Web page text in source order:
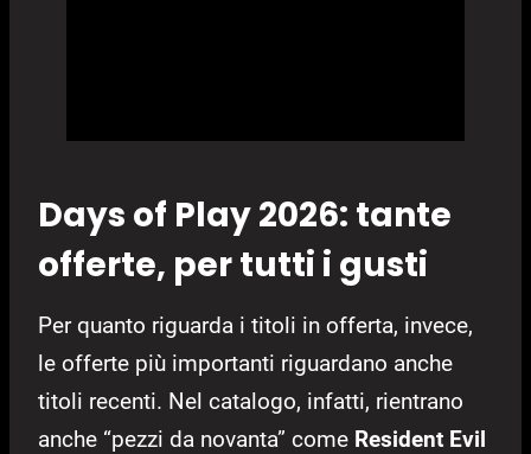
Days of Play 2026: tante
offerte, per tutti i gusti
Per quanto riguarda i titoli in offerta, invece,
le offerte più importanti riguardano anche
titoli recenti. Nel catalogo, infatti, rientrano
anche “pezzi da novanta” come Resident Evil